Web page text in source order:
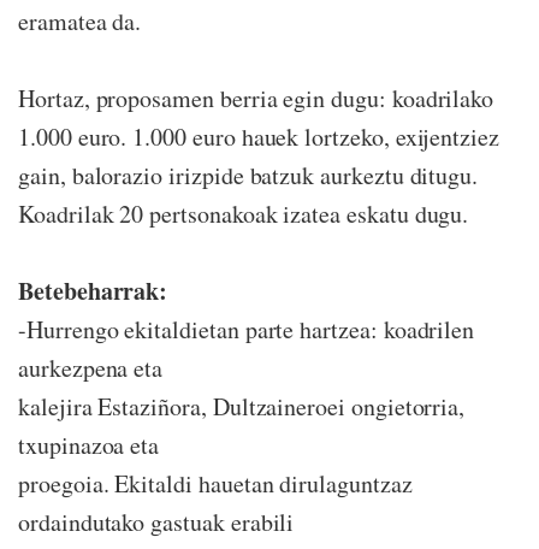
eramatea da.
Hortaz, proposamen berria egin dugu: koadrilako
1.000 euro. 1.000 euro hauek lortzeko, exijentziez
gain, balorazio irizpide batzuk aurkeztu ditugu.
Koadrilak 20 pertsonakoak izatea eskatu dugu.
Betebeharrak:
-Hurrengo ekitaldietan parte hartzea: koadrilen
aurkezpena eta
kalejira Estaziñora, Dultzaineroei ongietorria,
txupinazoa eta
proegoia. Ekitaldi hauetan dirulaguntzaz
ordaindutako gastuak erabili